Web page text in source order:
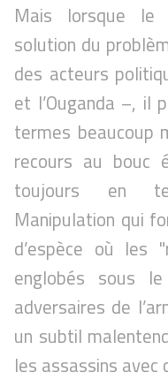
Mais lorsque le
solution du
des acteurs
et l’Ouganda –, il
termes beaucoup
recours au bouc
toujours en
Manipulation qui
d’espèce où les
englobés sous
adversaires de
un subtil
les assassins avec